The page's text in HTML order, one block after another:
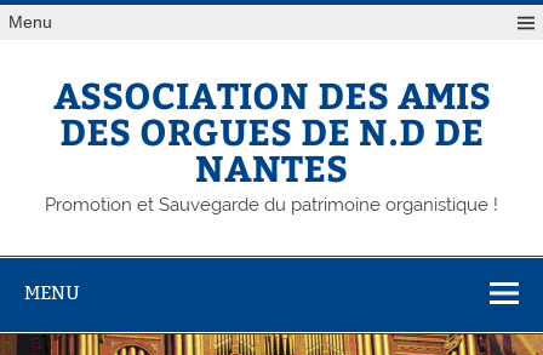
Skip
toMenu
ASSOCIATION DES AMIS
DES ORGUES DE N.D DE
NANTES
Promotion et Sauvegarde du patrimoine organistique !
MENU